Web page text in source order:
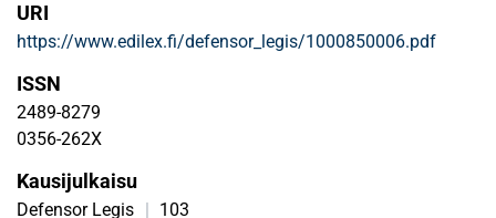
kehitettiin käyttötarkoituksen tarkentamisen näkökulmasta
laajentaen sen aiemmasta valtion turvallisuuden
suojelusta myös yritysten tärkeiden etujen suojeluun.
Erityisesti lainsäädännön toteuttamisen kannalta haasteita
on ilmennyt henkilö- ja yritysturvallisuusselvitysten
se keskitettiin täysimääräisesti suojelupoliisille.
Suojelupoliisin haasteiksi ovat nousseet jyrkkä
URI
https://www.edilex.fi/defensor_legis/1000850006.pdf
ISSN
2489-8279
0356-262X
Kausijulkaisu
Defensor Legis 103